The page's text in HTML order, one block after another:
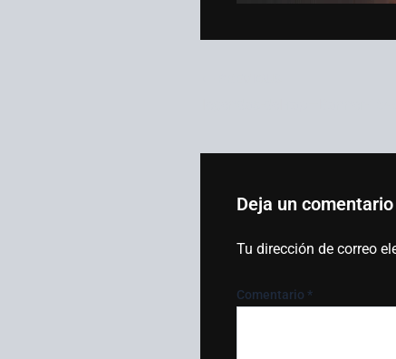
Deja un comentario
Tu dirección de correo
Comentario *